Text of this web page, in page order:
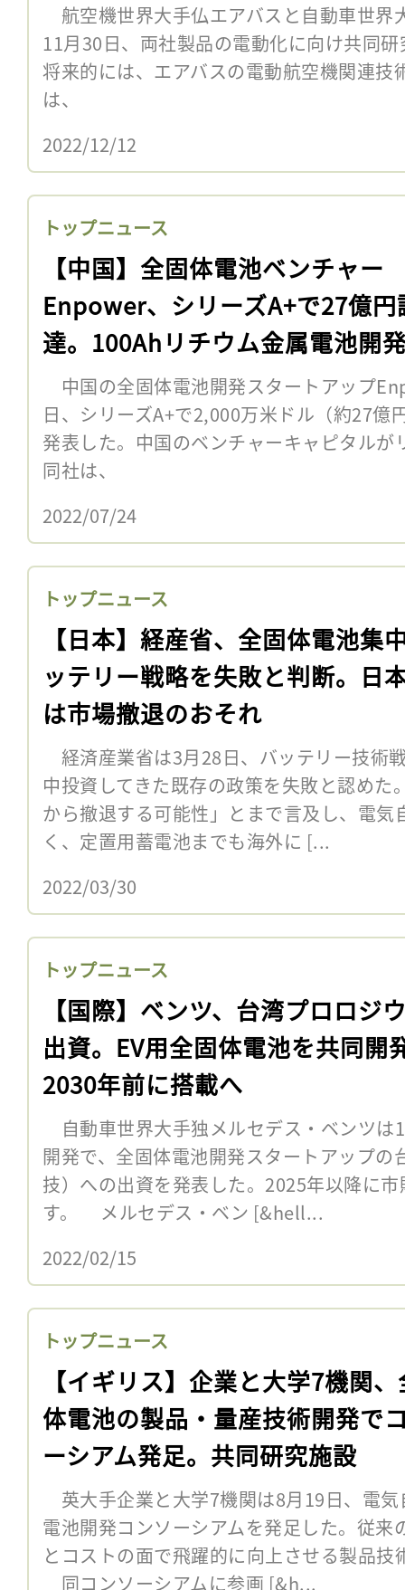
航空機世界大手仏エアバスと自動車世界
11月30日、両社製品の電動化に向け共同
将来的には、エアバスの電動航空機関連
は、
2022/12/12
トップニュース
【中国】全固体電池ベンチャー
Enpower、シリーズA+で27億円
達。100Ahリチウム金属電池開
成功
中国の全固体電池開発スタートアップ
日、シリーズA+で2,000万米ドル（約27億
発表した。中国のベンチャーキャピタル
同社は、
2022/07/24
トップニュース
【日本】経産省、全固体電池集
ッテリー戦略を失敗と判断。日
は市場撤退のおそれ
経済産業省は3月28日、バッテリー技術
中投資してきた既存の政策を失敗と認めた
から撤退する可能性」とまで言及し、電気
く、定置用蓄電池までも海外に [...
2022/03/30
トップニュース
【国際】ベンツ、台湾プロロジ
出資。EV用全固体電池を共同開
2030年前に搭載へ
自動車世界大手独メルセデス・ベンツは
開発で、全固体電池開発スタートアップの
技）への出資を発表した。2025年以降に
す。 メルセデス・ベン [&hell...
2022/02/15
トップニュース
【イギリス】企業と大学7機関
体電池の製品・量産技術開発で
ーシアム発足。共同研究施設
英大手企業と大学7機関は8月19日、電
電池開発コンソーシアムを発足した。従来
とコストの面で飛躍的に向上させる製品
同コンソーシアムに参画 [&h...